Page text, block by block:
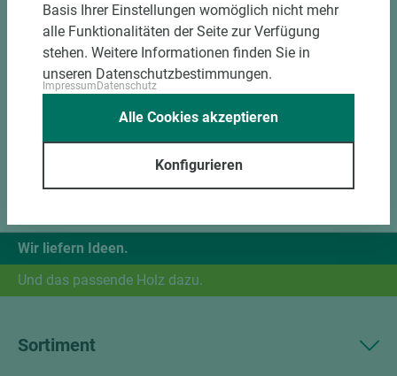
DOWNLOADS
Wir liefern Ideen.
Und das passende Holz dazu.
Sortiment
Basis Ihrer Einstellungen womöglich nicht mehr
alle Funktionalitäten der Seite zur Verfügung
stehen. Weitere Informationen finden Sie in
unseren Datenschutzbestimmungen.
ImpressumDatenschutz
Konfigurieren
Alle Cookies akzeptieren